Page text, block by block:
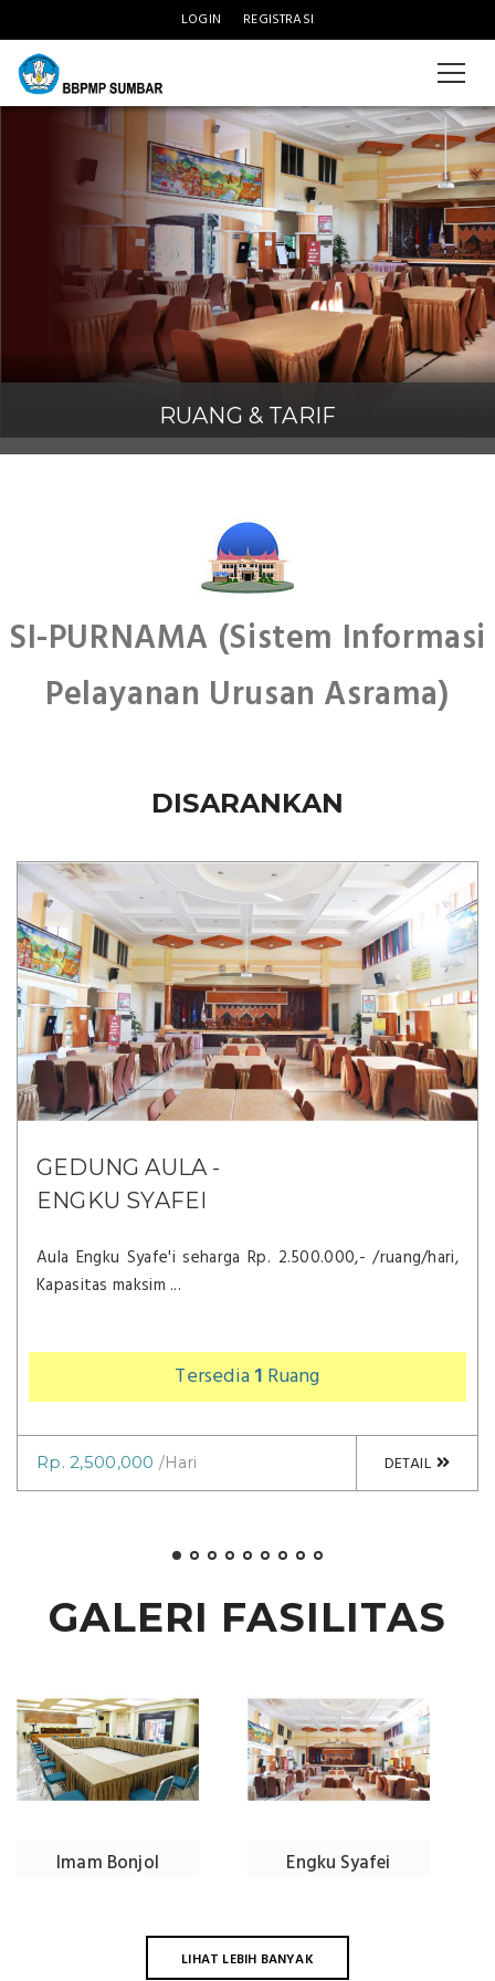
LOGIN REGISTRASI
Slider
RUANG & TARIF
SI-PURNAMA (Sistem Informasi
Pelayanan Urusan Asrama)
DISARANKAN
GEDUNG AULA -
ENGKU SYAFEI
Aula Engku Syafe'i seharga Rp. 2.500.000,- /ruang/hari,
Kapasitas maksim ...
Tersedia1 Ruang
Rp. 2,500,000 /Hari DETAIL
GALERI FASILITAS
Imam Bonjol
Engku Syafei
LIHAT LEBIH BANYAK